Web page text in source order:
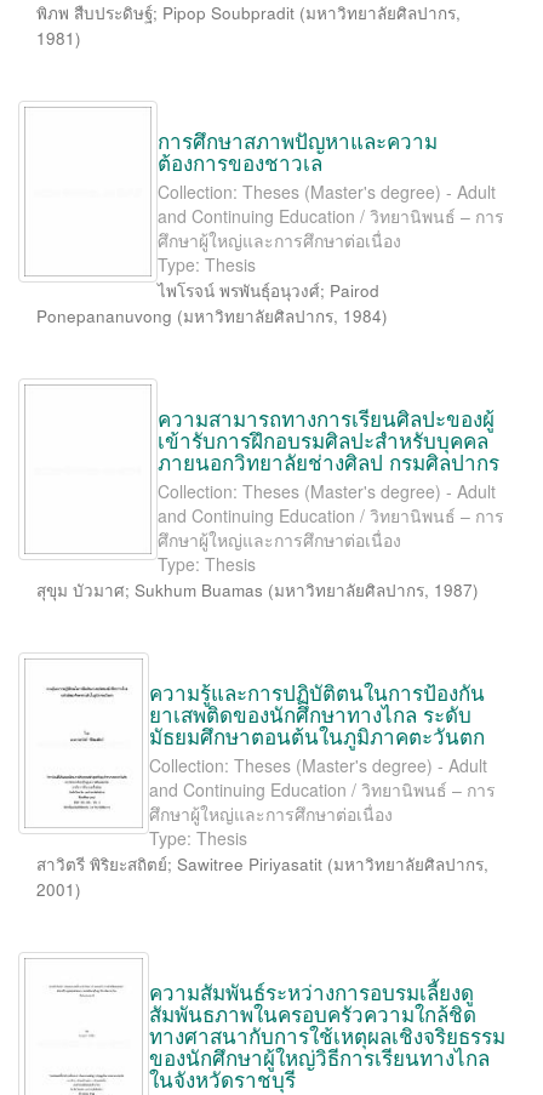
พิภพ สืบประดิษฐ์; Pipop Soubpradit (มหาวิทยาลัยศิลปากร,
1981)
การศึกษาสภาพปัญหาและความ
ต้องการของชาวเล
Collection: Theses (Master's degree) - Adult
and Continuing Education / วิทยานิพนธ์ – การ
ศึกษาผู้ใหญ่และการศึกษาต่อเนื่อง
Type: Thesis
ไพโรจน์ พรพันธุ์อนุวงศ์; Pairod
Ponepananuvong (มหาวิทยาลัยศิลปากร, 1984)
ความสามารถทางการเรียนศิลปะของผู้
เข้ารับการฝึกอบรมศิลปะสำหรับบุคคล
ภายนอกวิทยาลัยช่างศิลป กรมศิลปากร
Collection: Theses (Master's degree) - Adult
and Continuing Education / วิทยานิพนธ์ – การ
ศึกษาผู้ใหญ่และการศึกษาต่อเนื่อง
Type: Thesis
สุขุม บัวมาศ; Sukhum Buamas (มหาวิทยาลัยศิลปากร, 1987)
ความรู้และการปฏิบัติตนในการป้องกัน
ยาเสพติดของนักศึกษาทางไกล ระดับ
มัธยมศึกษาตอนต้นในภูมิภาคตะวันตก
Collection: Theses (Master's degree) - Adult
and Continuing Education / วิทยานิพนธ์ – การ
ศึกษาผู้ใหญ่และการศึกษาต่อเนื่อง
Type: Thesis
สาวิตรี พิริยะสถิตย์; Sawitree Piriyasatit (มหาวิทยาลัยศิลปากร,
2001)
ความสัมพันธ์ระหว่างการอบรมเลี้ยงดู
สัมพันธภาพในครอบครัวความใกล้ชิด
ทางศาสนากับการใช้เหตุผลเชิงจริยธรรม
ของนักศึกษาผู้ใหญ่วิธีการเรียนทางไกล
ในจังหวัดราชบุรี